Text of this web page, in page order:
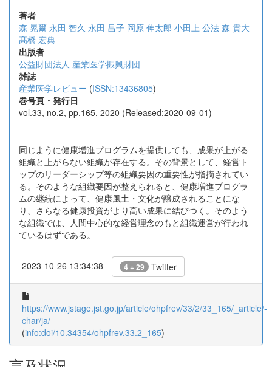
著者
森 晃爾 永田 智久 永田 昌子 岡原 伸太郎 小田上 公法 森 貴大
髙橋 宏典
出版者
公益財団法人 産業医学振興財団
雑誌
産業医学レビュー (ISSN:13436805)
巻号頁・発行日
vol.33, no.2, pp.165, 2020 (Released:2020-09-01)
同じように健康増進プログラムを提供しても、成果が上がる
組織と上がらない組織が存在する。その背景として、経営ト
ップのリーダーシップ等の組織要因の重要性が指摘されてい
る。そのような組織要因が整えられると、健康増進プログラ
ムの継続によって、健康風土・文化が醸成されることにな
り、さらなる健康投資がより高い成果に結びつく。そのよう
な組織では、人間中心的な経営理念のもと組織運営が行われ
ているはずである。
2023-10-26 13:34:38 4 + 29 Twitter
https://www.jstage.jst.go.jp/article/ohpfrev/33/2/33_165/_article/-
char/ja/
(info:doi/10.34354/ohpfrev.33.2_165)